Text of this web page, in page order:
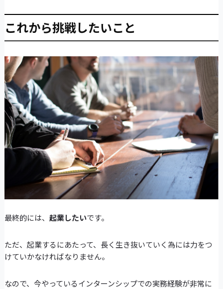
これから挑戦したいこと
最終的には、 起業したいです。
ただ、起業するにあたって、長く生き抜いていく為には力をつ
けていかなければなりません。
なので、今やっているインターンシップでの実務経験が非常に